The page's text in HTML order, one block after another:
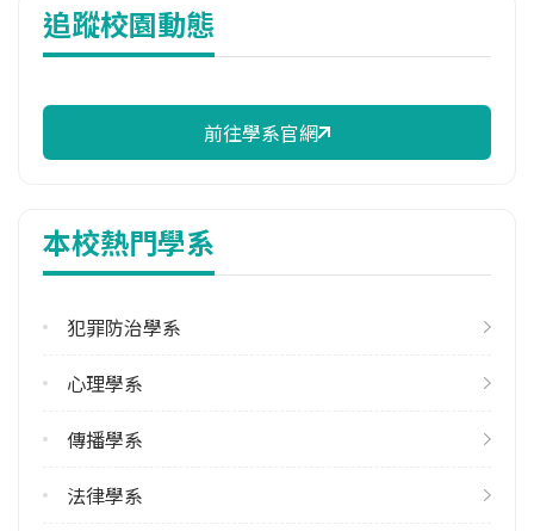
100.00%
校際選課人數
113學年度下學期
修輔系人數
113學年度上學期
12
雙主修人數
追蹤校園動態
前往學系官網
本校熱門學系
犯罪防治學系
心理學系
傳播學系
法律學系